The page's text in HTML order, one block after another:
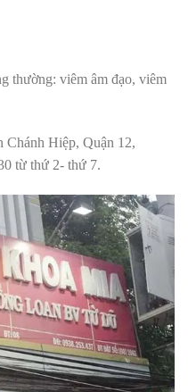
thường: viêm âm đạo, viêm
Hiệp, Quận 12,
từ thứ 2- thứ 7.